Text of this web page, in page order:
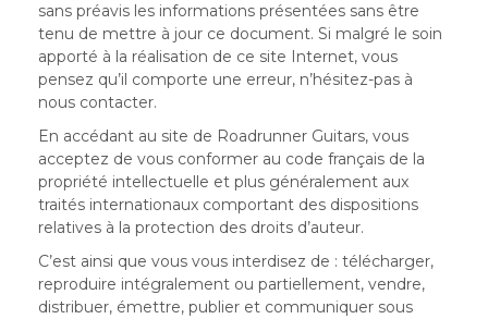
sans préavis les informations présentées sans être
tenu de mettre à jour ce document. Si malgré le soin
apporté à la réalisation de ce site Internet, vous
pensez qu’il comporte une erreur, n’hésitez-pas à
nous contacter.
En accédant au site de Roadrunner Guitars, vous
acceptez de vous conformer au code français de la
propriété intellectuelle et plus généralement aux
traités internationaux comportant des dispositions
relatives à la protection des droits d’auteur.
C’est ainsi que vous vous interdisez de : télécharger,
reproduire intégralement ou partiellement, vendre,
distribuer, émettre, publier et communiquer sous